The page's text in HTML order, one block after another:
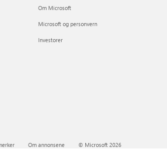
Om Microsoft
Microsoft og personvern
Investorer
Om annonsene © Microsoft 2026